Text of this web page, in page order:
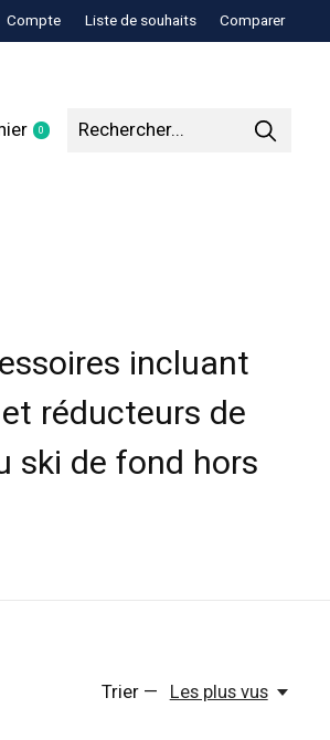
Compte Liste de souhaits Comparer
0items
incluant
réducteurs de
ski de fond hors
Trier — Les plus vus